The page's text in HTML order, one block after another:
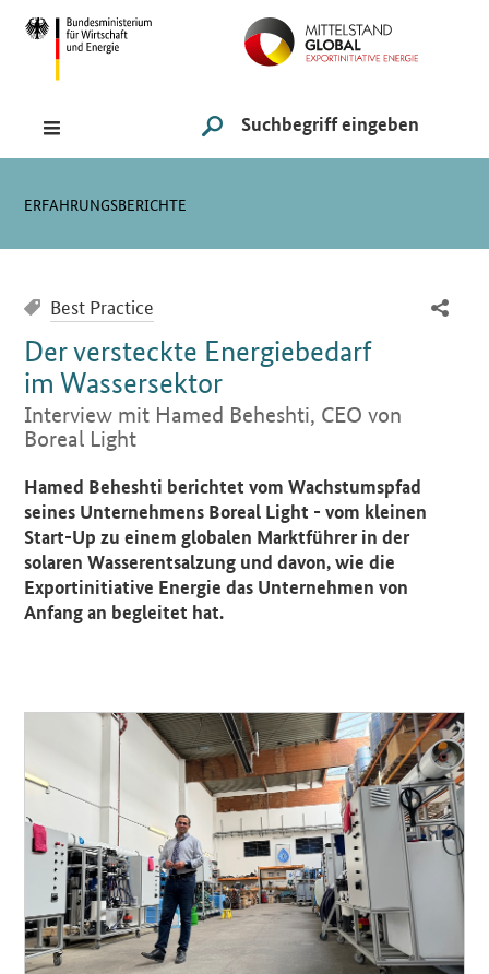
Suche
SUCHE STARTEN
Sie sind hier:
ERFAHRUNGSBERICHTE
Best Practice
Der versteckte Energiebedarf
im Wassersektor
Interview mit Hamed Beheshti, CEO von
Boreal Light
Hamed Beheshti berichtet vom Wachstumspfad
seines Unternehmens Boreal Light - vom kleinen
Start-Up zu einem globalen Marktführer in der
solaren Wasserentsalzung und davon, wie die
Exportinitiative Energie das Unternehmen von
Anfang an begleitet hat.